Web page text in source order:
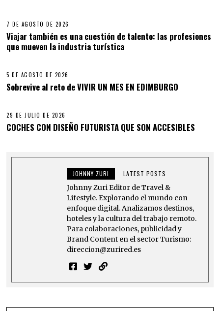
7 DE AGOSTO DE 2026
Viajar también es una cuestión de talento: las profesiones
que mueven la industria turística
5 DE AGOSTO DE 2026
Sobrevive al reto de VIVIR UN MES EN EDIMBURGO
29 DE JULIO DE 2026
COCHES CON DISEÑO FUTURISTA QUE SON ACCESIBLES
JOHNNY ZURI LATEST POSTS
Johnny Zuri Editor de Travel &
Lifestyle. Explorando el mundo con
enfoque digital. Analizamos destinos,
hoteles y la cultura del trabajo remoto.
Para colaboraciones, publicidad y
Brand Content en el sector Turismo:
direccion@zurired.es